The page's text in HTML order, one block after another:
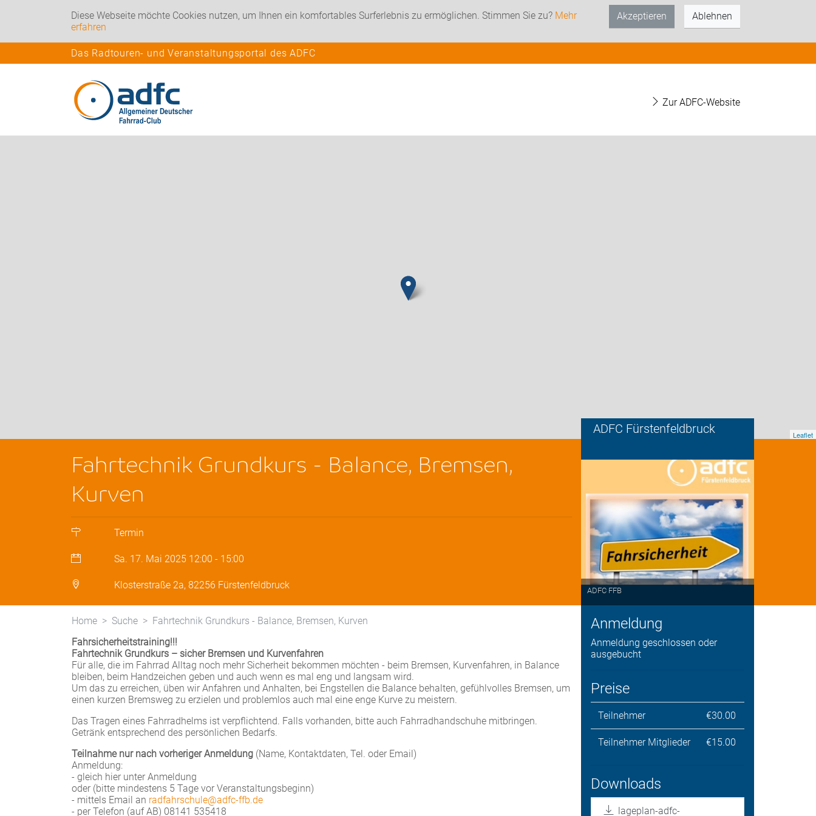
Diese Webseite möchte Cookies nutzen, um Ihnen ein komfortables Surferlebnis zu ermöglichen. Stimmen Sie zu? Mehr
erfahren
Akzeptieren Ablehnen
Das Radtouren- und Veranstaltungsportal des ADFC
Zur ADFC-Website
Leaflet
ADFC Fürstenfeldbruck
Fahrtechnik Grundkurs - Balance, Bremsen,
Kurven
Termin
Sa. 17. Mai 2025 12:00 - 15:00
Klosterstraße 2a, 82256 Fürstenfeldbruck ADFC FFB
Anmeldung
Anmeldung geschlossen oder
ausgebucht
Preise
Teilnehmer €30.00
Teilnehmer Mitglieder €15.00
Downloads
lageplan-adfc-
Home Suche
Fahrtechnik Grundkurs - Balance, Bremsen, Kurven
Fahrsicherheitstraining!!!
Fahrtechnik Grundkurs – sicher Bremsen und Kurvenfahren
Für alle, die im Fahrrad Alltag noch mehr Sicherheit bekommen möchten - beim Bremsen, Kurvenfahren, in Balance
bleiben, beim Handzeichen geben und auch wenn es mal eng und langsam wird.
Um das zu erreichen, üben wir Anfahren und Anhalten, bei Engstellen die Balance behalten, gefühlvolles Bremsen, um
einen kurzen Bremsweg zu erzielen und problemlos auch mal eine enge Kurve zu meistern.
Das Tragen eines Fahrradhelms ist verpflichtend. Falls vorhanden, bitte auch Fahrradhandschuhe mitbringen.
Getränk entsprechend des persönlichen Bedarfs.
Teilnahme nur nach vorheriger Anmeldung (Name, Kontaktdaten, Tel. oder Email)
Anmeldung:
- gleich hier unter Anmeldung
oder (bitte mindestens 5 Tage vor Veranstaltungsbeginn)
- mittels Email an radfahrschule@adfc-ffb.de
- per Telefon (auf AB) 08141 535418